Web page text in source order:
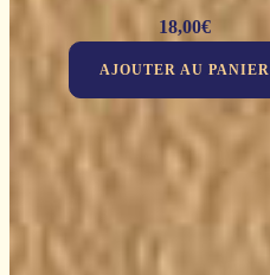
18,00€
AJOUTER AU PANIER